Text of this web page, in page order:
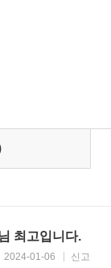
아야 할까? 나가
은 질병 혹은 사
걷지 못하게 된
느라 오랜 시간
외부와의 소통
각해지더라고요.
과 동지라는 곁
을 탈 수도, 식당
. 동지들은 장애
최고입니다.
2024-01-06 신고